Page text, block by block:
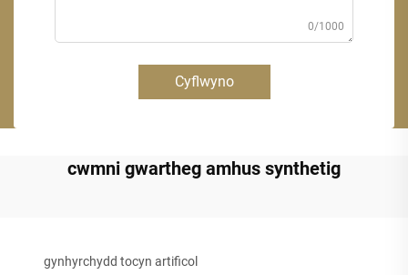
0/1000
Cyflwyno
cwmni gwartheg amhus synthetig
gynhyrchydd tocyn artificol